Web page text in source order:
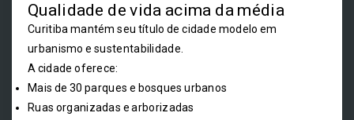
Qualidade de vida acima da média
Curitiba mantém seu título de cidade modelo em
urbanismo e sustentabilidade.
A cidade oferece:
Mais de 30 parques e bosques urbanos
Ruas organizadas e arborizadas